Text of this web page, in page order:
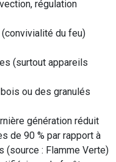
régulation
(convivialité du feu)
(surtout appareils
ou des granulés
génération réduit
de 90 % par rapport à
(source : Flamme Verte)